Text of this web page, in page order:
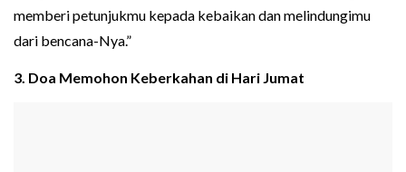
memberi petunjukmu kepada kebaikan dan melindungimu
dari bencana-Nya.”
3. Doa Memohon Keberkahan di Hari Jumat